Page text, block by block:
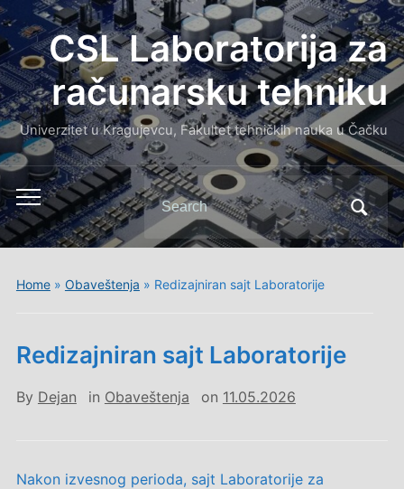
CSL Laboratorija za
računarsku tehniku
Univerzitet u Kragujevcu, Fakultet tehničkih nauka u Čačku
Toggle
mobile
menu
Search
for:
Home» Obaveštenja » Redizajniran sajt Laboratorije
Redizajniran sajt Laboratorije
By Dejan in Obaveštenja on 11.05.2026
Nakon izvesnog perioda, sajt Laboratorije za